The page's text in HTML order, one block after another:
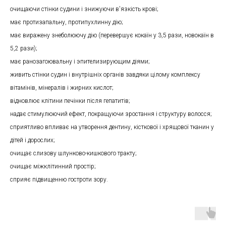
очищаючи стінки судини і знижуючи в'язкість крові;
має протизапальну, протипухлинну дію;
має виражену знеболюючу дію (перевершує кокаїн у 3,5 рази, новокаїн в
5,2 рази);
має ранозагоювальну і эпителизирующим діями;
живить стінки судин і внутрішніх органів завдяки цілому комплексу
вітамінів, мінералів і жирних кислот;
відновлює клітини печінки після гепатитів;
надає стимулюючий ефект, покращуючи зростання і структуру волосся;
сприятливо впливає на утворення дентину, кісткової і хрящової тканин у
дітей і дорослих;
очищає слизову шлунково-кишкового тракту;
очищає міжклітинний простір;
сприяє підвищенню гостроти зору.